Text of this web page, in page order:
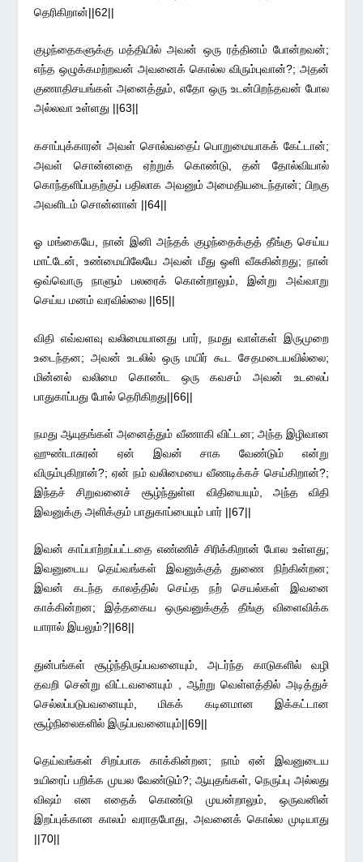
தெரிகிறான்||62||
குழந்தைகளுக்கு மத்தியில் அவன் ஒரு ரத்தினம் போன்றவன்;
எந்த ஒழுக்கமற்றவன் அவனைக் கொல்ல விரும்புவான்?; அதன்
குணாதிசயங்கள் அனைத்தும், எதோ ஒரு உடன்பிறந்தவன் போல
அல்லவா உள்ளது ||63||
கசாப்புக்காரன் அவள் சொல்வதைப் பொறுமையாகக் கேட்டான்;
அவள் சொன்னதை ஏற்றுக் கொண்டு, தன் தோல்வியால்
கொந்தளிப்பதற்குப் பதிலாக அவனும் அமைதியடைந்தான்; பிறகு
அவளிடம் சொன்னான் ||64||
ஓ மங்கையே, நான் இனி அந்தக் குழந்தைக்குத் தீங்கு செய்ய
மாட்டேன், உண்மையிலேயே அவன் மீது ஒளி வீசுகின்றது; நான்
ஒவ்வொரு நாளும் பலரைக் கொன்றாலும், இன்று அவ்வாறு
செய்ய மனம் வரவில்லை ||65||
விதி எவ்வளவு வலிமையானது பார், நமது வாள்கள் இருமுறை
உடைந்தன; அவன் உடலில் ஒரு மயிர் கூட சேதமடையவில்லை;
மின்னல் வலிமை கொண்ட ஒரு கவசம் அவன் உடலைப்
பாதுகாப்பது போல் தெரிகிறது||66||
நமது ஆயுதங்கள் அனைத்தும் வீணாகி விட்டன; அந்த இழிவான
ஹுண்டாசுரன் ஏன் இவன் சாக வேண்டும் என்று
விரும்புகிறான்?; ஏன் நம் வலிமையை வீணடிக்கச் செய்கிறான்?;
இந்தச் சிறுவனைச் சூழ்ந்துள்ள விதியையும், அந்த விதி
இவனுக்கு அளிக்கும் பாதுகாப்பையும் பார் ||67||
இவன் காப்பாற்றப்பட்டதை எண்ணிச் சிரிக்கிறான் போல உள்ளது;
இவனுடைய தெய்வங்கள் இவனுக்குத் துணை நிற்கின்றன;
இவன் கடந்த காலத்தில் செய்த நற் செயல்கள் இவனை
காக்கின்றன; இத்தகைய ஒருவனுக்குத் தீங்கு விளைவிக்க
யாரால் இயலும்?||68||
துன்பங்கள் சூழ்ந்திருப்பவனையும், அடர்ந்த காடுகளில் வழி
தவறி சென்று விட்டவனையும் , ஆற்று வெள்ளத்தில் அடித்துச்
செல்லப்படுபவனையும், மிகக் கடினமான இக்கட்டான
சூழ்நிலைகளில் இருப்பவனையும்||69||
தெய்வங்கள் சிறப்பாக காக்கின்றன; நாம் ஏன் இவனுடைய
உயிரைப் பறிக்க முயல வேண்டும்?; ஆயுதங்கள், நெருப்பு அல்லது
விஷம் என எதைக் கொண்டு முயன்றாலும், ஒருவனின்
இறப்புக்கான காலம் வராதபோது, அவனைக் கொல்ல முடியாது
||70||